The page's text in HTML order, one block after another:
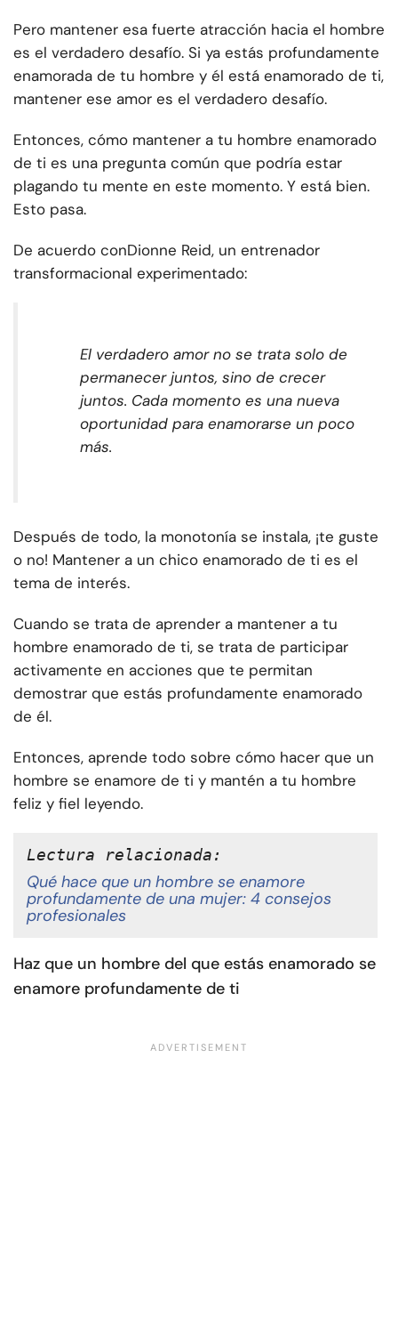
Pero mantener esa fuerte atracción hacia el hombre
es el verdadero desafío. Si ya estás profundamente
enamorada de tu hombre y él está enamorado de ti,
mantener ese amor es el verdadero desafío.
Entonces, cómo mantener a tu hombre enamorado
de ti es una pregunta común que podría estar
plagando tu mente en este momento. Y está bien.
Esto pasa.
De acuerdo conDionne Reid, un entrenador
transformacional experimentado:
El verdadero amor no se trata solo de
permanecer juntos, sino de crecer
juntos. Cada momento es una nueva
oportunidad para enamorarse un poco
más.
Después de todo, la monotonía se instala, ¡te guste
o no! Mantener a un chico enamorado de ti es el
tema de interés.
Cuando se trata de aprender a mantener a tu
hombre enamorado de ti, se trata de participar
activamente en acciones que te permitan
demostrar que estás profundamente enamorado
de él.
Entonces, aprende todo sobre cómo hacer que un
hombre se enamore de ti y mantén a tu hombre
feliz y fiel leyendo.
Lectura relacionada:
Qué hace que un hombre se enamore
profundamente de una mujer: 4 consejos
profesionales
Haz que un hombre del que estás enamorado se
enamore profundamente de ti